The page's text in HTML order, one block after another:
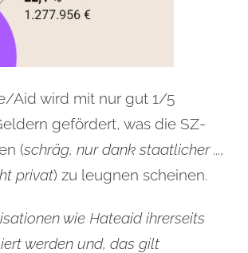
Aid wird mit nur gut 1/5
gefördert, was die SZ-
(schräg, nur dank staatlicher ...,
privat) zu leugnen scheinen.
wie Hateaid ihrerseits
werden und, das gilt